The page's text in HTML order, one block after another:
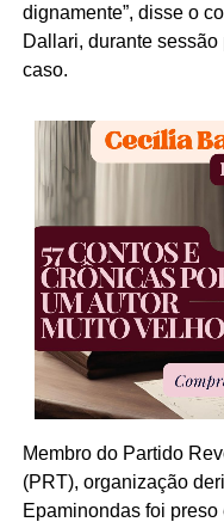
dignamente”, disse o
Dallari, durante
caso.
Membro do Partido
(PRT), organização
Epaminondas foi